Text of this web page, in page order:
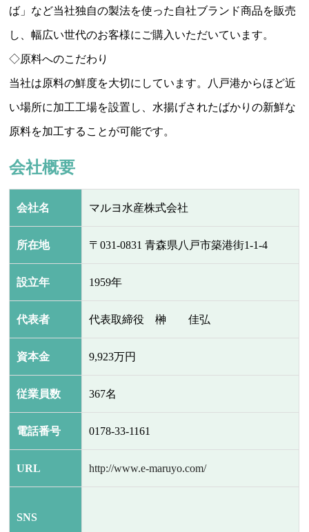
ば」など当社独自の製法を使った自社ブランド商品を販売
し、幅広い世代のお客様にご購入いただいています。
◇原料へのこだわり
当社は原料の鮮度を大切にしています。八戸港からほど近
い場所に加工工場を設置し、水揚げされたばかりの新鮮な
原料を加工することが可能です。
会社概要
会社名 マルヨ水産株式会社
所在地 〒031-0831 青森県八戸市築港街1-1-4
設立年 1959年
代表者 代表取締役 榊 佳弘
資本金 9,923万円
従業員数 367名
電話番号 0178-33-1161
URL http://www.e-maruyo.com/
SNS